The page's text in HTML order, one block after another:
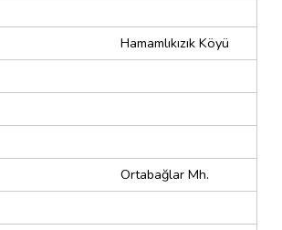
Hamamlıkızık Köyü
Ortabağlar Mh.